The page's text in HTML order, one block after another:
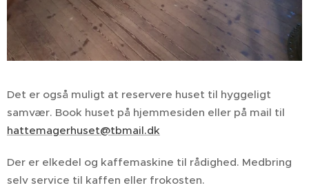
Det er også muligt at reservere huset til hyggeligt
samvær. Book huset på hjemmesiden eller på mail til
hattemagerhuset@tbmail.dk
Der er elkedel og kaffemaskine til rådighed. Medbring
selv service til kaffen eller frokosten.